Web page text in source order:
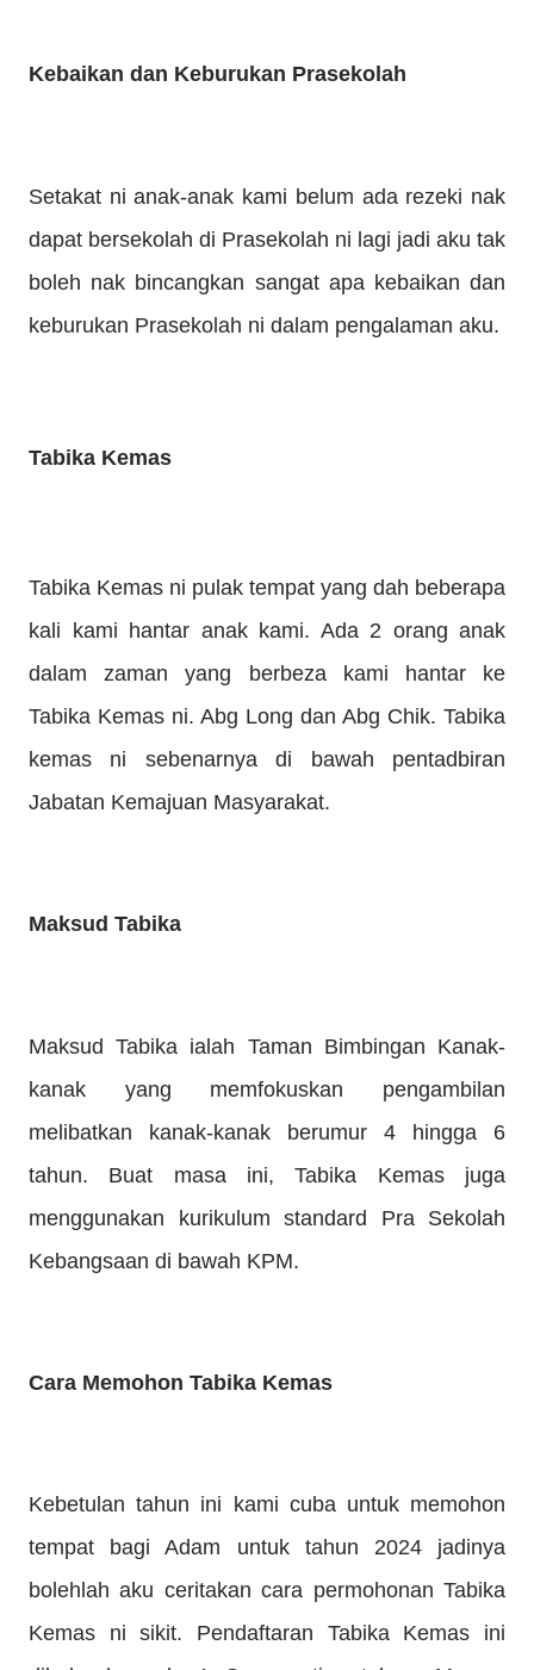
Kebaikan dan Keburukan Prasekolah
Setakat ni anak-anak kami belum ada rezeki nak
dapat bersekolah di Prasekolah ni lagi jadi aku tak
boleh nak bincangkan sangat apa kebaikan dan
keburukan Prasekolah ni dalam pengalaman aku.
Tabika Kemas
Tabika Kemas ni pulak tempat yang dah beberapa
kali kami hantar anak kami. Ada 2 orang anak
dalam zaman yang berbeza kami hantar ke
Tabika Kemas ni. Abg Long dan Abg Chik. Tabika
kemas ni sebenarnya di bawah pentadbiran
Jabatan Kemajuan Masyarakat.
Maksud Tabika
Maksud Tabika ialah Taman Bimbingan Kanak-
kanak yang memfokuskan pengambilan
melibatkan kanak-kanak berumur 4 hingga 6
tahun. Buat masa ini, Tabika Kemas juga
menggunakan kurikulum standard Pra Sekolah
Kebangsaan di bawah KPM.
Cara Memohon Tabika Kemas
Kebetulan tahun ini kami cuba untuk memohon
tempat bagi Adam untuk tahun 2024 jadinya
bolehlah aku ceritakan cara permohonan Tabika
Kemas ni sikit. Pendaftaran Tabika Kemas ini